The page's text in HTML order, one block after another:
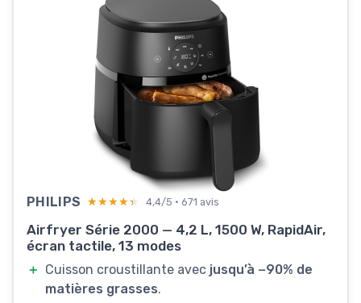
PHILIPS ★★★★★
★★★★★ 4,4/5 · 671 avis
Airfryer Série 2000 — 4,2 L, 1500 W, RapidAir,
écran tactile, 13 modes
＋ Cuisson croustillante avec jusqu’à −90% de
matières grasses.